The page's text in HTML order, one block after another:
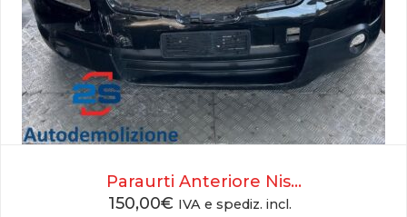
Paraurti Anteriore Nis...
150,00€ IVA e spediz. incl.